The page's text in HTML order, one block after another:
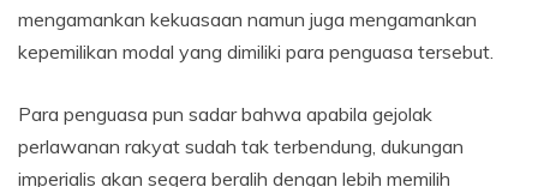
mengamankan kekuasaan namun juga mengamankan
kepemilikan modal yang dimiliki para penguasa tersebut.
Para penguasa pun sadar bahwa apabila gejolak
perlawanan rakyat sudah tak terbendung, dukungan
imperialis akan segera beralih dengan lebih memilih